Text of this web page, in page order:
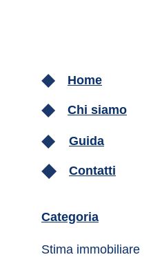
Home
Guida
Contatti
Chi siamo
Categoria
Stima immobiliare